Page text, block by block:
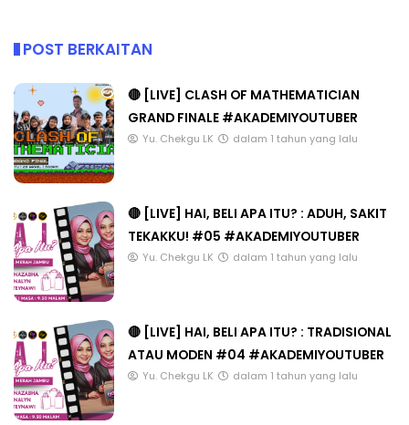
POST BERKAITAN
🔴 [LIVE] CLASH OF MATHEMATICIAN
GRAND FINALE #AKADEMIYOUTUBER
Yu. Chekgu LK dalam 1 tahun yang lalu
🔴 [LIVE] HAI, BELI APA ITU? : ADUH, SAKIT
TEKAKKU! #05 #AKADEMIYOUTUBER
Yu. Chekgu LK dalam 1 tahun yang lalu
🔴 [LIVE] HAI, BELI APA ITU? : TRADISIONAL
ATAU MODEN #04 #AKADEMIYOUTUBER
Yu. Chekgu LK dalam 1 tahun yang lalu